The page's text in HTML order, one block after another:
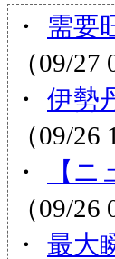
・
需要
（09/27
・ 伊勢
（09/26
・
【
（09/26
・ 最大